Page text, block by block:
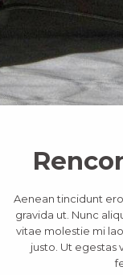
Aenean tincidunt
gravida ut. Nunc
vitae molestie mi
justo. Ut egestas